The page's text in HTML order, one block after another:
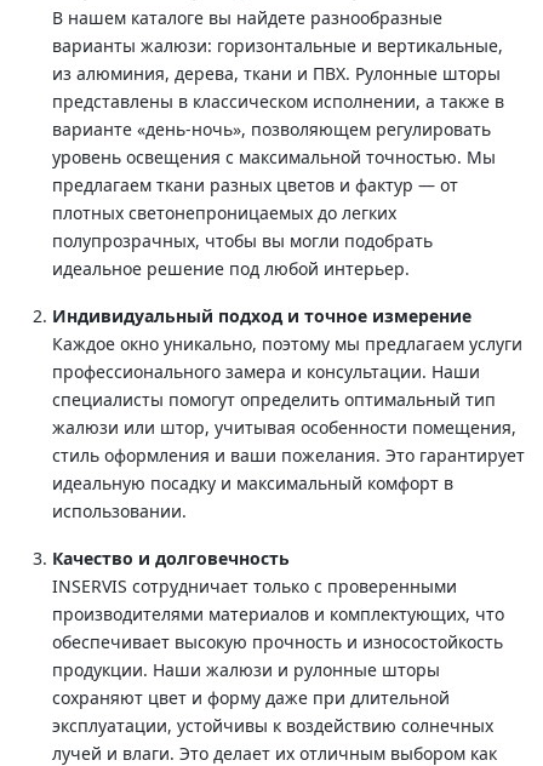
В нашем каталоге вы найдете разнообразные
варианты жалюзи: горизонтальные и вертикальные,
из алюминия, дерева, ткани и ПВХ. Рулонные шторы
представлены в классическом исполнении, а также в
варианте «день-ночь», позволяющем регулировать
уровень освещения с максимальной точностью. Мы
предлагаем ткани разных цветов и фактур — от
плотных светонепроницаемых до легких
полупрозрачных, чтобы вы могли подобрать
идеальное решение под любой интерьер.
Индивидуальный подход и точное измерение
Каждое окно уникально, поэтому мы предлагаем услуги
профессионального замера и консультации. Наши
специалисты помогут определить оптимальный тип
жалюзи или штор, учитывая особенности помещения,
стиль оформления и ваши пожелания. Это гарантирует
идеальную посадку и максимальный комфорт в
использовании.
Качество и долговечность
INSERVIS сотрудничает только с проверенными
производителями материалов и комплектующих, что
обеспечивает высокую прочность и износостойкость
продукции. Наши жалюзи и рулонные шторы
сохраняют цвет и форму даже при длительной
эксплуатации, устойчивы к воздействию солнечных
лучей и влаги. Это делает их отличным выбором как